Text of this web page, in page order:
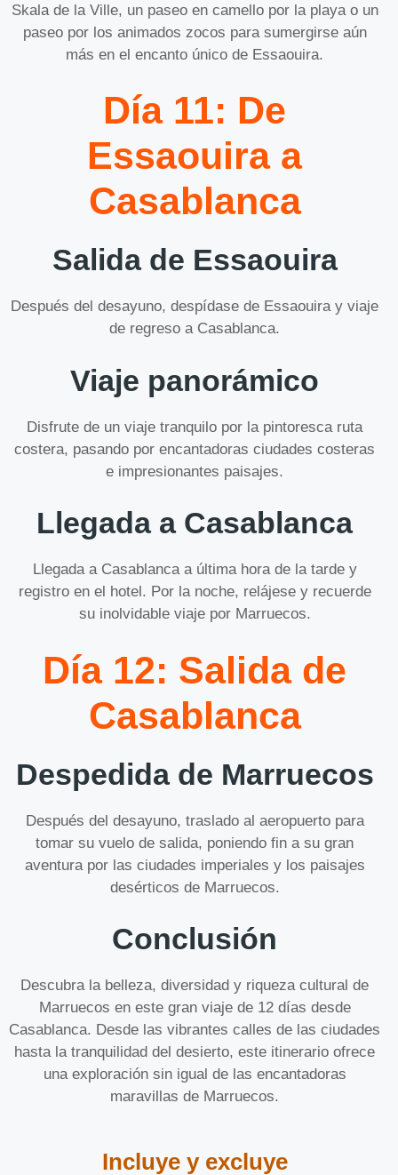
Skala de la Ville, un paseo en camello por la playa o un
paseo por los animados zocos para sumergirse aún
más en el encanto único de Essaouira.
Día 11: De
Essaouira a
Casablanca
Salida de Essaouira
Después del desayuno, despídase de Essaouira y viaje
de regreso a Casablanca.
Viaje panorámico
Disfrute de un viaje tranquilo por la pintoresca ruta
costera, pasando por encantadoras ciudades costeras
e impresionantes paisajes.
Llegada a Casablanca
Llegada a Casablanca a última hora de la tarde y
registro en el hotel. Por la noche, relájese y recuerde
su inolvidable viaje por Marruecos.
Día 12: Salida de
Casablanca
Despedida de Marruecos
Después del desayuno, traslado al aeropuerto para
tomar su vuelo de salida, poniendo fin a su gran
aventura por las ciudades imperiales y los paisajes
desérticos de Marruecos.
Conclusión
Descubra la belleza, diversidad y riqueza cultural de
Marruecos en este gran viaje de 12 días desde
Casablanca. Desde las vibrantes calles de las ciudades
hasta la tranquilidad del desierto, este itinerario ofrece
una exploración sin igual de las encantadoras
maravillas de Marruecos.
Incluye y excluye